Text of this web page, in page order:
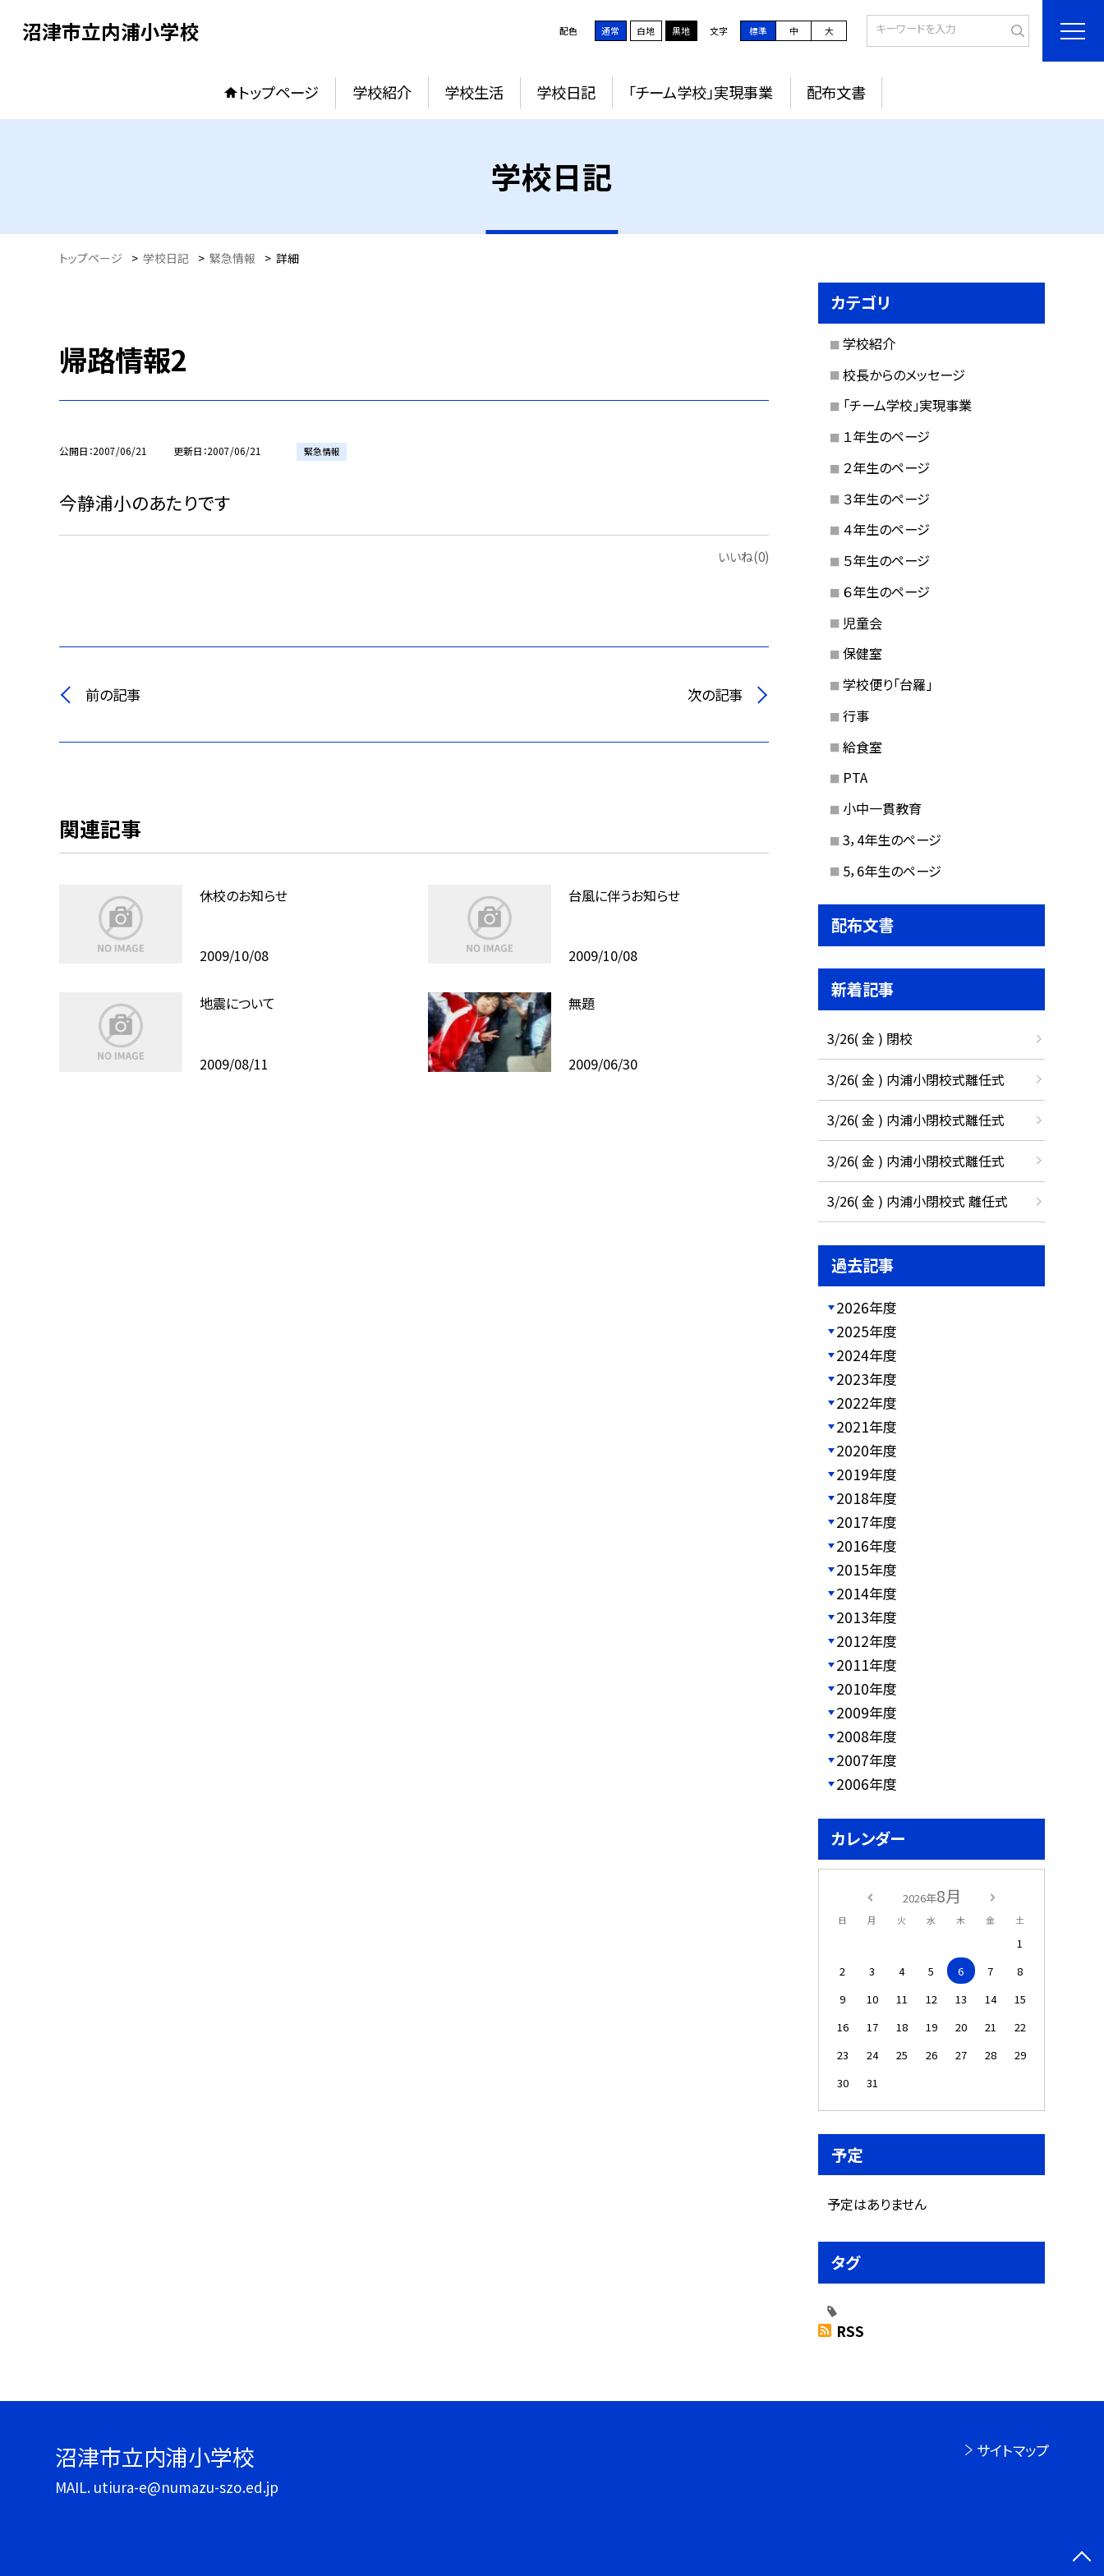
沼津市立内浦小学校 配色 通常 白地 黒地 文字 標準 中 大
トップページ 学校紹介 学校生活 学校日記 「チーム学校」実現事業 配布文書
学校日記
トップページ > 学校日記 > 緊急情報 > 詳細
帰路情報2
公開日 2007/06/21 更新日 2007/06/21 緊急情報
今静浦小のあたりです
いいね(0)
前の記事 次の記事
関連記事
休校のお知らせ
2009/10/08
台風に伴うお知らせ
2009/10/08
地震について
2009/08/11
無題
2009/06/30
カテゴリ
学校紹介
校長からのメッセージ
「チーム学校」実現事業
１年生のページ
２年生のページ
３年生のページ
４年生のページ
５年生のページ
６年生のページ
児童会
保健室
学校便り「台羅」
行事
給食室
PTA
小中一貫教育
3，4年生のページ
5，6年生のページ
配布文書
新着記事
3/26( 金 ) 閉校
3/26( 金 ) 内浦小閉校式離任式
3/26( 金 ) 内浦小閉校式離任式
3/26( 金 ) 内浦小閉校式離任式
3/26( 金 ) 内浦小閉校式 離任式
過去記事
2026年度
2025年度
2024年度
2023年度
2022年度
2021年度
2020年度
2019年度
2018年度
2017年度
2016年度
2015年度
2014年度
2013年度
2012年度
2011年度
2010年度
2009年度
2008年度
2007年度
2006年度
カレンダー
2026年8月
日 月 火 水 木 金 土
1
2
3 4 5 6 7
8
9
10 11 12 13 14
15
16
17 18 19 20 21
22
23
24 25 26 27 28
29
30
31
予定
予定はありません
タグ
RSS
沼津市立内浦小学校
MAIL. utiura-e@numazu-szo.ed.jp
サイトマップ